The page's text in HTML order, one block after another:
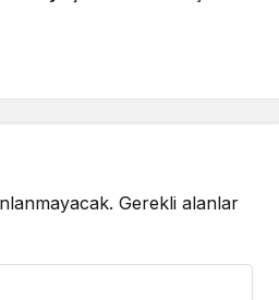
Gerekli alanlar